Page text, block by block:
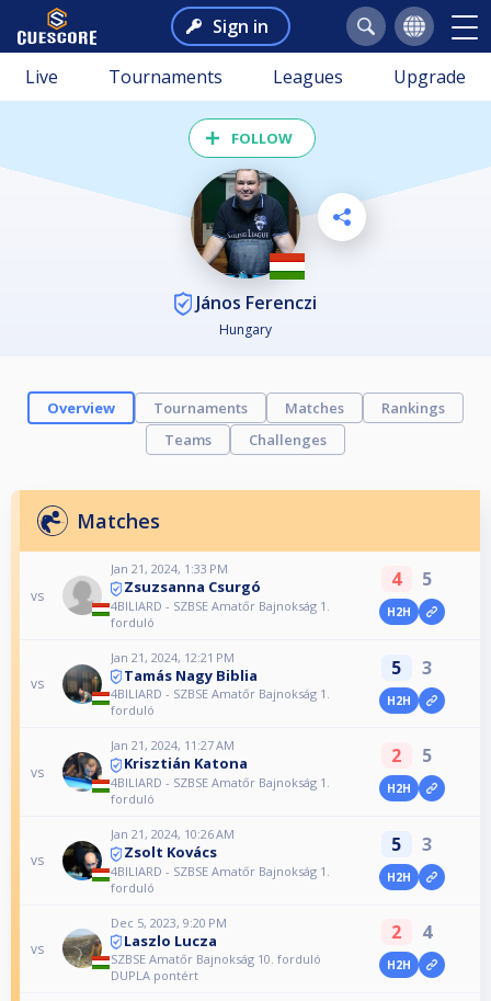
Sign in
Live Tournaments Leagues Upgrade
FOLLOW
János Ferenczi
Hungary
Overview Tournaments Matches
Rankings
Teams
Challenges
Matches
vs
Jan 21, 2024, 1:33 PM
Zsuzsanna Csurgó
4BILIARD - SZBSE Amatőr Bajnokság 1.
forduló
4 5
H2H
vs
Jan 21, 2024, 12:21 PM
Tamás Nagy Biblia
4BILIARD - SZBSE Amatőr Bajnokság 1.
forduló
5 3
H2H
vs
Jan 21, 2024, 11:27 AM
Krisztián Katona
4BILIARD - SZBSE Amatőr Bajnokság 1.
forduló
2 5
H2H
vs
Jan 21, 2024, 10:26 AM
Zsolt Kovács
4BILIARD - SZBSE Amatőr Bajnokság 1.
forduló
5 3
H2H
vs
Dec 5, 2023, 9:20 PM
Laszlo Lucza
SZBSE Amatőr Bajnokság 10. forduló
DUPLA pontért
2 4
H2H